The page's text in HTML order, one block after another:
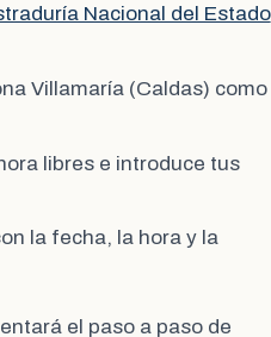
Nacional del Estado
Villamaría (Caldas) como
libres e introduce tus
la fecha, la hora y la
el paso a paso de